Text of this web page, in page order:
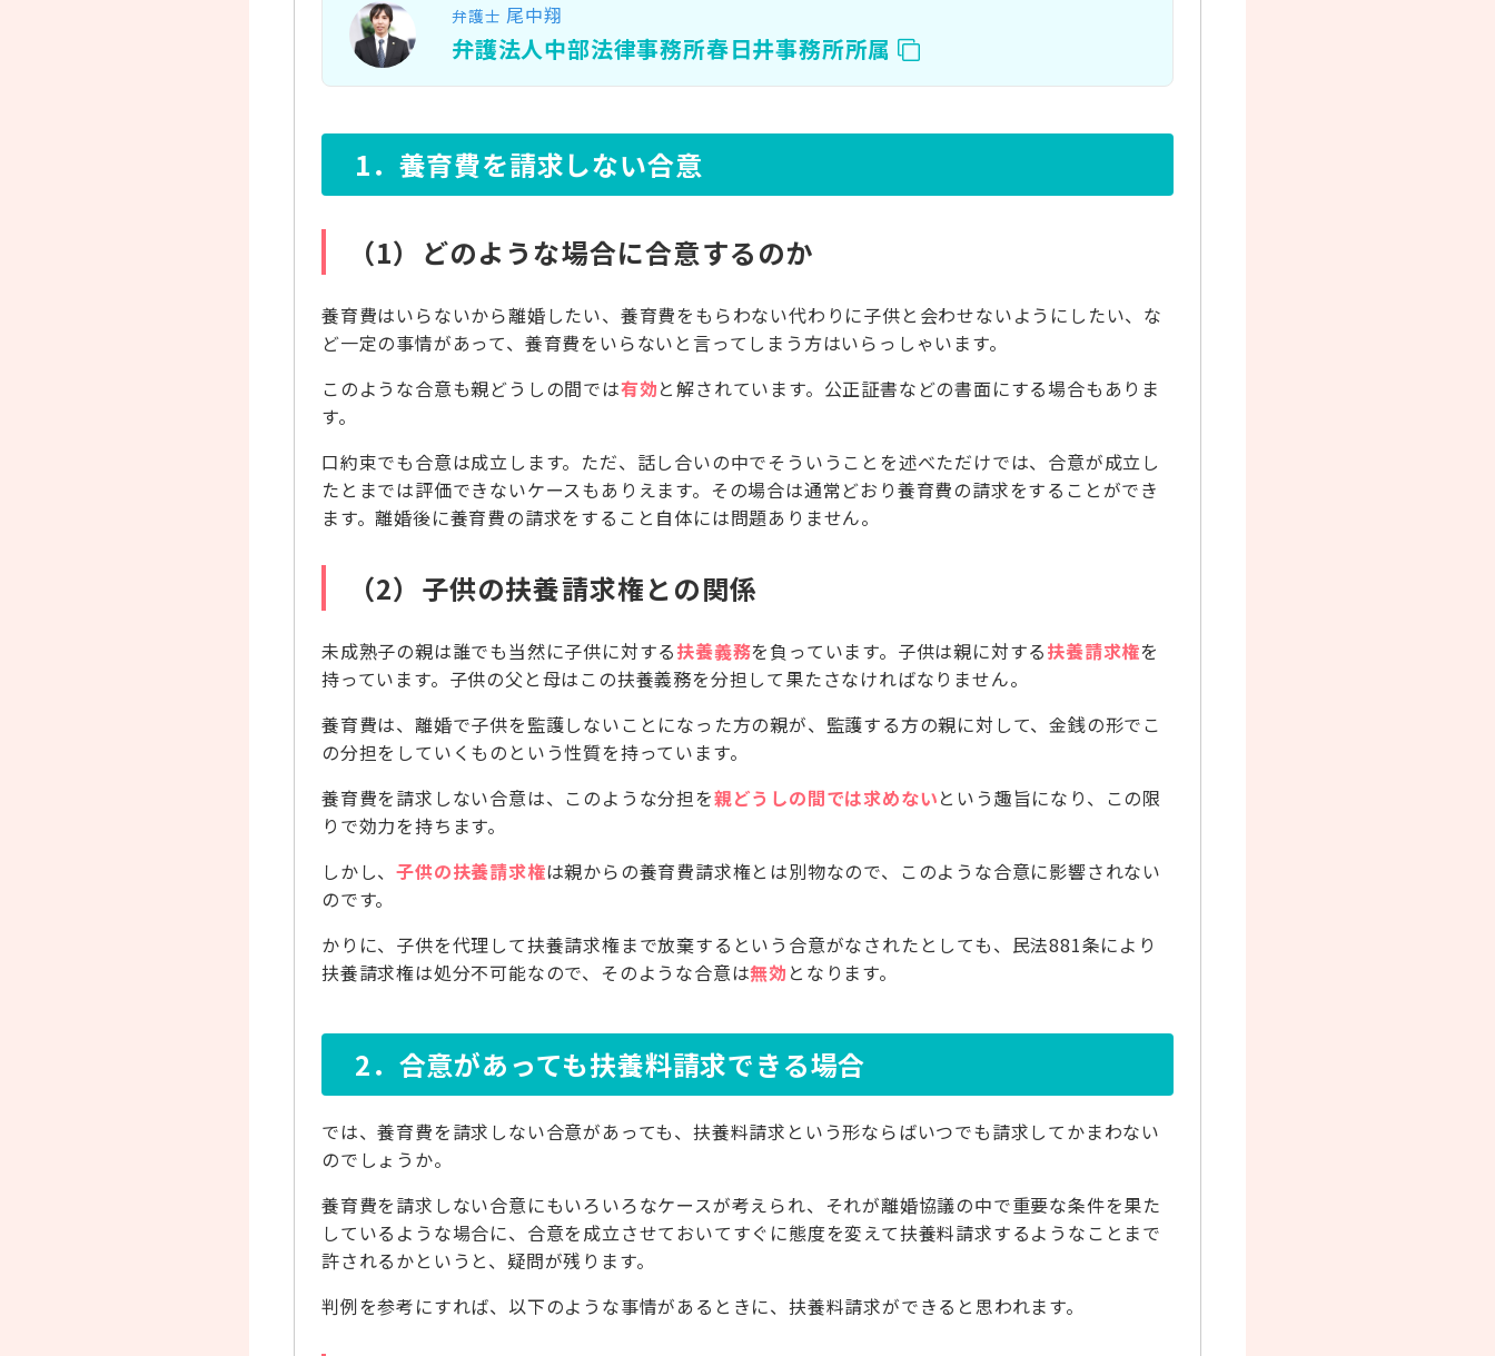
弁護士 尾中翔
弁護法人中部法律事務所春日井事務所所属
1．養育費を請求しない合意
（1）どのような場合に合意するのか
養育費はいらないから離婚したい、養育費をもらわない代わりに子供と会わせないようにしたい、な
ど一定の事情があって、養育費をいらないと言ってしまう方はいらっしゃいます。
このような合意も親どうしの間では有効と解されています。公正証書などの書面にする場合もありま
す。
口約束でも合意は成立します。ただ、話し合いの中でそういうことを述べただけでは、合意が成立し
たとまでは評価できないケースもありえます。その場合は通常どおり養育費の請求をすることができ
ます。離婚後に養育費の請求をすること自体には問題ありません。
（2）子供の扶養請求権との関係
未成熟子の親は誰でも当然に子供に対する扶養義務を負っています。子供は親に対する扶養請求権を
持っています。子供の父と母はこの扶養義務を分担して果たさなければなりません。
養育費は、離婚で子供を監護しないことになった方の親が、監護する方の親に対して、金銭の形でこ
の分担をしていくものという性質を持っています。
養育費を請求しない合意は、このような分担を親どうしの間では求めないという趣旨になり、この限
りで効力を持ちます。
しかし、子供の扶養請求権は親からの養育費請求権とは別物なので、このような合意に影響されない
のです。
かりに、子供を代理して扶養請求権まで放棄するという合意がなされたとしても、民法881条により
扶養請求権は処分不可能なので、そのような合意は無効 となります。
2．合意があっても扶養料請求できる場合
では、養育費を請求しない合意があっても、扶養料請求という形ならばいつでも請求してかまわない
のでしょうか。
養育費を請求しない合意にもいろいろなケースが考えられ、それが離婚協議の中で重要な条件を果た
しているような場合に、合意を成立させておいてすぐに態度を変えて扶養料請求するようなことまで
許されるかというと、疑問が残ります。
判例を参考にすれば、以下のような事情があるときに、扶養料請求ができると思われます。